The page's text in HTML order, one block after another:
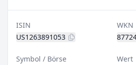
ISIN
US1263891053
WKN
Symbol / Börse
Wert